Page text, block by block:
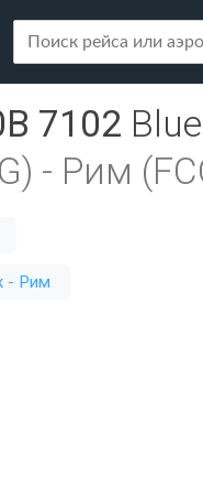
7102
- Рим
- Рим